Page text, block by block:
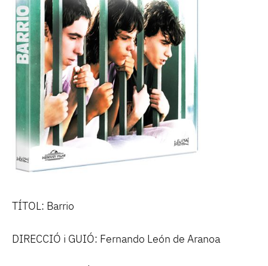
TÍTOL: Barrio
DIRECCIÓ i GUIÓ: Fernando León de Aranoa